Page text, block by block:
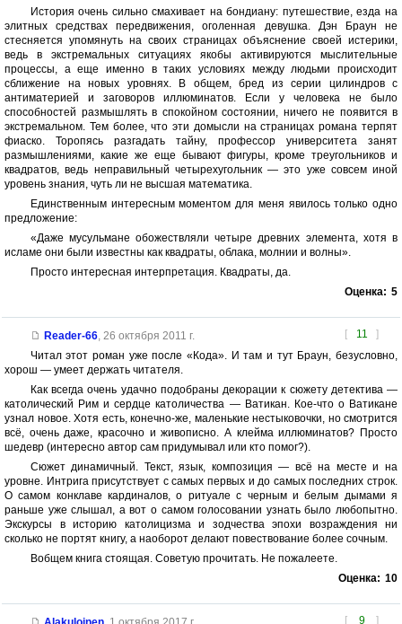
История очень сильно смахивает на бондиану: путешествие, езда на
элитных средствах передвижения, оголенная девушка. Дэн Браун не
стесняется упомянуть на своих страницах объяснение своей истерики,
ведь в экстремальных ситуациях якобы активируются мыслительные
процессы, а еще именно в таких условиях между людьми происходит
сближение на новых уровнях. В общем, бред из серии цилиндров с
антиматерией и заговоров иллюминатов. Если у человека не было
способностей размышлять в спокойном состоянии, ничего не появится в
экстремальном. Тем более, что эти домысли на страницах романа терпят
фиаско. Торопясь разгадать тайну, профессор университета занят
размышлениями, какие же еще бывают фигуры, кроме треугольников и
квадратов, ведь неправильный четырехугольник — это уже совсем иной
уровень знания, чуть ли не высшая математика.
Единственным интересным моментом для меня явилось только одно
предложение:
«Даже мусульмане обожествляли четыре древних элемента, хотя в
исламе они были известны как квадраты, облака, молнии и волны».
Просто интересная интерпретация. Квадраты, да.
Оценка: 5
[ 11 ]
Reader-66, 26 октября 2011 г.
Читал этот роман уже после «Кода». И там и тут Браун, безусловно,
хорош — умеет держать читателя.
Как всегда очень удачно подобраны декорации к сюжету детектива —
католический Рим и сердце католичества — Ватикан. Кое-что о Ватикане
узнал новое. Хотя есть, конечно-же, маленькие нестыковочки, но смотрится
всё, очень даже, красочно и живописно. А клейма иллюминатов? Просто
шедевр (интересно автор сам придумывал или кто помог?).
Сюжет динамичный. Текст, язык, композиция — всё на месте и на
уровне. Интрига присутствует с самых первых и до самых последних строк.
О самом конклаве кардиналов, о ритуале с черным и белым дымами я
раньше уже слышал, а вот о самом голосовании узнать было любопытно.
Экскурсы в историю католицизма и зодчества эпохи возраждения ни
сколько не портят книгу, а наоборот делают повествование более сочным.
Вобщем книга стоящая. Советую прочитать. Не пожалеете.
Оценка: 10
[ 9 ]